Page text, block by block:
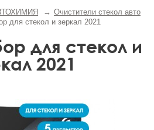
Очистители стекол авто
для стекол и зеркал 2021
для стекол и
2021